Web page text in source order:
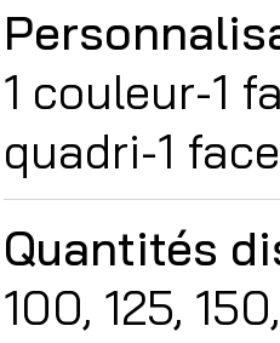
1 couleur-1
quadri-1
Quantités
100, 125,